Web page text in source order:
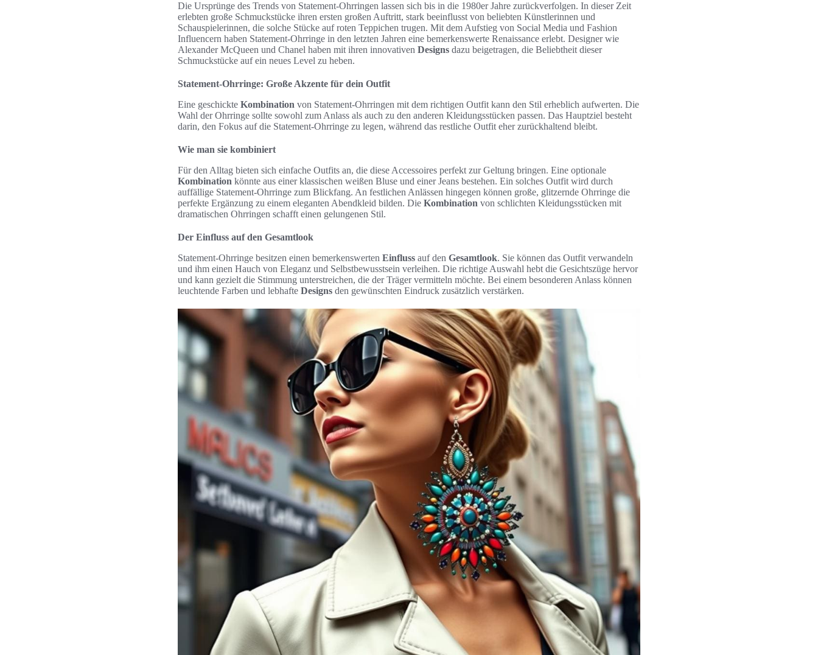
Die Ursprünge des Trends von Statement-Ohrringen lassen sich bis in die 1980er Jahre zurückverfolgen. In dieser Zeit
erlebten große Schmuckstücke ihren ersten großen Auftritt, stark beeinflusst von beliebten Künstlerinnen und
Schauspielerinnen, die solche Stücke auf roten Teppichen trugen. Mit dem Aufstieg von Social Media und Fashion
Influencern haben Statement-Ohrringe in den letzten Jahren eine bemerkenswerte Renaissance erlebt. Designer wie
Alexander McQueen und Chanel haben mit ihren innovativen Designs dazu beigetragen, die Beliebtheit dieser
Schmuckstücke auf ein neues Level zu heben.
Statement-Ohrringe: Große Akzente für dein Outfit
Eine geschickte Kombination von Statement-Ohrringen mit dem richtigen Outfit kann den Stil erheblich aufwerten. Die
Wahl der Ohrringe sollte sowohl zum Anlass als auch zu den anderen Kleidungsstücken passen. Das Hauptziel besteht
darin, den Fokus auf die Statement-Ohrringe zu legen, während das restliche Outfit eher zurückhaltend bleibt.
Wie man sie kombiniert
Für den Alltag bieten sich einfache Outfits an, die diese Accessoires perfekt zur Geltung bringen. Eine optionale
Kombination könnte aus einer klassischen weißen Bluse und einer Jeans bestehen. Ein solches Outfit wird durch
auffällige Statement-Ohrringe zum Blickfang. An festlichen Anlässen hingegen können große, glitzernde Ohrringe die
perfekte Ergänzung zu einem eleganten Abendkleid bilden. Die Kombination von schlichten Kleidungsstücken mit
dramatischen Ohrringen schafft einen gelungenen Stil.
Der Einfluss auf den Gesamtlook
Statement-Ohrringe besitzen einen bemerkenswerten Einfluss auf den Gesamtlook. Sie können das Outfit verwandeln
und ihm einen Hauch von Eleganz und Selbstbewusstsein verleihen. Die richtige Auswahl hebt die Gesichtszüge hervor
und kann gezielt die Stimmung unterstreichen, die der Träger vermitteln möchte. Bei einem besonderen Anlass können
leuchtende Farben und lebhafte Designs den gewünschten Eindruck zusätzlich verstärken.